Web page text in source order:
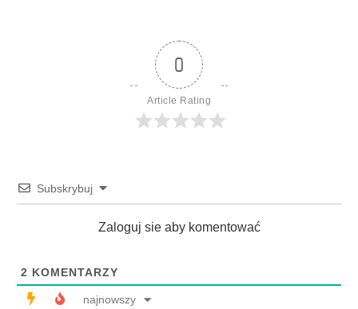
0
Article Rating
Subskrybuj
Zaloguj sie aby komentować
2 KOMENTARZY
najnowszy